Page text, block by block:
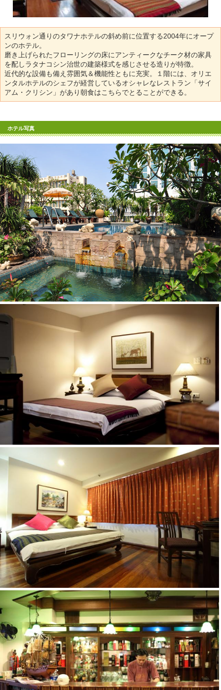
スリウォン通りのタワナホテルの斜め前に位置する2004年にオープ
ンのホテル。
磨き上げられたフローリングの床にアンティークなチーク材の家具
を配しラタナコシン治世の建築様式を感じさせる造りが特徴。
近代的な設備も備え雰囲気＆機能性ともに充実。１階には、オリエ
ンタルホテルのシェフが経営しているオシャレなレストラン「サイ
アム・クリシン」があり朝食はこちらでとることができる。
ホテル写真